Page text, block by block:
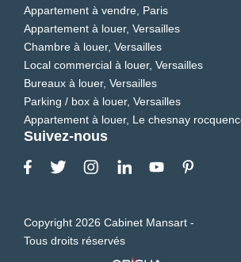
Appartement à vendre, Paris
Appartement à louer, Versailles
Chambre à louer, Versailles
Local commercial à louer, Versailles
Bureaux à louer, Versailles
Parking / box à louer, Versailles
Appartement à louer, Le chesnay
Suivez-nous
Copyright 2026 Cabinet Mansart -
Tous droits réservés